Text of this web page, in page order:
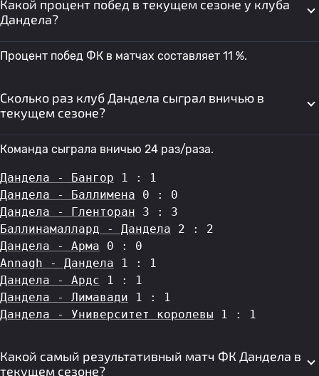
Какой процент побед в текущем сезоне у клуба
Дандела?
Процент побед ФК в матчах составляет 11 %.
Сколько раз клуб Дандела сыграл вничью в
текущем сезоне?
Команда сыграла вничью 24 раз/раза.
Дандела - Бангор 1 : 1
Дандела - Баллимена 0 : 0
Дандела - Гленторан 3 : 3
Баллинамаллард - Дандела 2 : 2
Дандела - Арма 0 : 0
Annagh - Дандела 1 : 1
Дандела - Ардс 1 : 1
Дандела - Лимавади 1 : 1
Дандела - Университет королевы 1 : 1
Какой самый результативный матч ФК Дандела в
текущем сезоне?